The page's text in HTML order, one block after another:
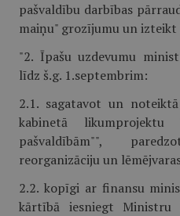
pašvaldību darbības
maiņu" grozījumu un izteikt
"2. Īpašu uzdevumu
līdz š.g. 1.septembrim:
2.1. sagatavot un
kabinetā
pašvaldībām"",
reorganizāciju un
2.2. kopīgi ar finansu
kārtībā iesniegt Ministru